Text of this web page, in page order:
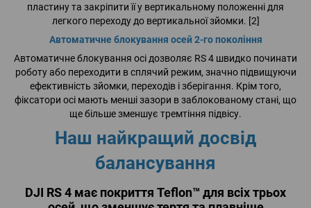
пластину та закріпити її у вертикальному положенні для
легкого переходу до вертикальної зйомки. [2]
Автоматичне блокування осей 2-го покоління
Автоматичне блокування осі дозволяє RS 4 швидко починати
роботу або переходити в сплячий режим, значно підвищуючи
ефективність зйомки, переходів і зберігання. Крім того,
фіксатори осі мають менші зазори в заблокованому стані, що
ще більше зменшує тремтіння підвісу.
Наш найкращий досвід
балансування
DJI RS 4 має покриття Teflon™ для всіх трьох